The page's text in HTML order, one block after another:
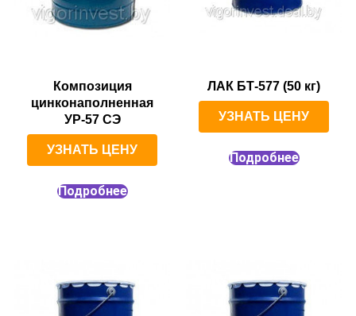
Композиция
цинконаполненная
УР-57 СЭ
УЗНАТЬ ЦЕНУ
Подробнее
ЛАК БТ-577 (50 кг)
УЗНАТЬ ЦЕНУ
Подробнее